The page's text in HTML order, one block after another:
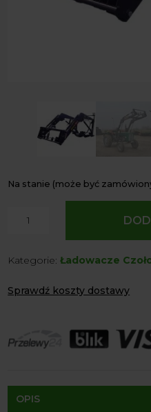
Na stanie (może być
AGRO-
C-
C-
URSUS
Euroramka
Kategorie:Ładowacze
Sprawdź koszty dostawy
Agrol transport: 200 zł
Agrol transport gabaryty:
Dostępność form dostawy i
OPIS